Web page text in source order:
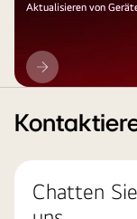
Aktualisieren von
LG
Aktualisieren
Chatten